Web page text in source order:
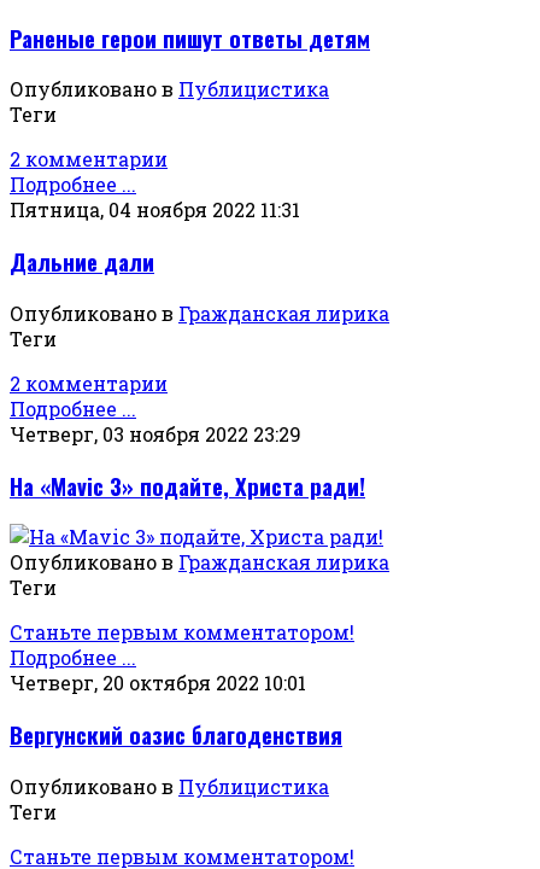
Раненые герои пишут ответы детям
Опубликовано в Публицистика
Теги
2 комментарии
Подробнее ...
Пятница, 04 ноября 2022 11:31
Дальние дали
Опубликовано в Гражданская лирика
Теги
2 комментарии
Подробнее ...
Четверг, 03 ноября 2022 23:29
На «Mavic 3» подайте, Христа ради!
Опубликовано в Гражданская лирика
Теги
Станьте первым комментатором!
Подробнее ...
Четверг, 20 октября 2022 10:01
Вергунский оазис благоденствия
Опубликовано в Публицистика
Теги
Станьте первым комментатором!